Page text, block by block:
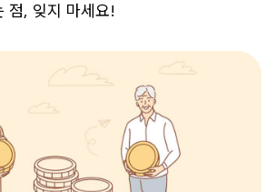
점, 잊지 마세요!